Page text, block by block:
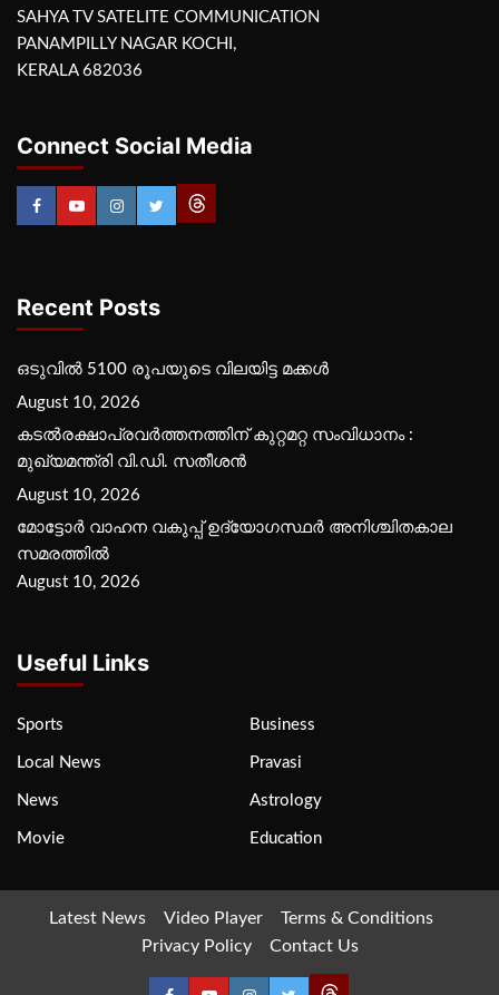
SAHYA TV SATELITE COMMUNICATION
PANAMPILLY NAGAR KOCHI,
KERALA 682036
Connect Social Media
Recent Posts
ഒടുവിൽ 5100 രൂപയുടെ വിലയിട്ട മക്കൾ
August 10, 2026
കടല്‍രക്ഷാപ്രവര്‍ത്തനത്തിന് കുറ്റമറ്റ സംവിധാനം :
മുഖ്യമന്ത്രി വി.ഡി. സതീശന്‍
August 10, 2026
മോട്ടോര്‍ വാഹന വകുപ്പ് ഉദ്യോഗസ്ഥര്‍ അനിശ്ചിതകാല
സമരത്തില്‍
August 10, 2026
Useful Links
Sports Business
Local News Pravasi
News Astrology
Movie Education
Latest News Video Player
Terms & Conditions
Privacy Policy
Contact Us